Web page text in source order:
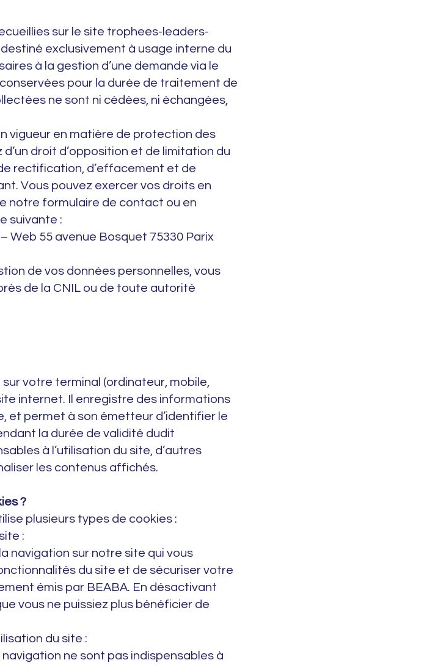
sur le site trophees-leaders-
exclusivement à usage interne du
à la gestion d’une demande via le
pour la durée de traitement de
ne sont ni cédées, ni échangées,
vigueur en matière de protection des
droit d’opposition et de limitation du
rectification, d’effacement et de
Vous pouvez exercer vos droits en
notre formulaire de contact ou en
suivante :
Web 55 avenue Bosquet 75330 Parix
de vos données personnelles, vous
de la CNIL ou de toute autorité
votre terminal (ordinateur, mobile,
internet. Il enregistre des informations
et permet à son émetteur d’identifier le
la durée de validité dudit
à l’utilisation du site, d’autres
les contenus affichés.
?
plusieurs types de cookies :
:
navigation sur notre site qui vous
du site et de sécuriser votre
émis par BEABA. En désactivant
vous ne puissiez plus bénéficier de
du site :
ne sont pas indispensables à